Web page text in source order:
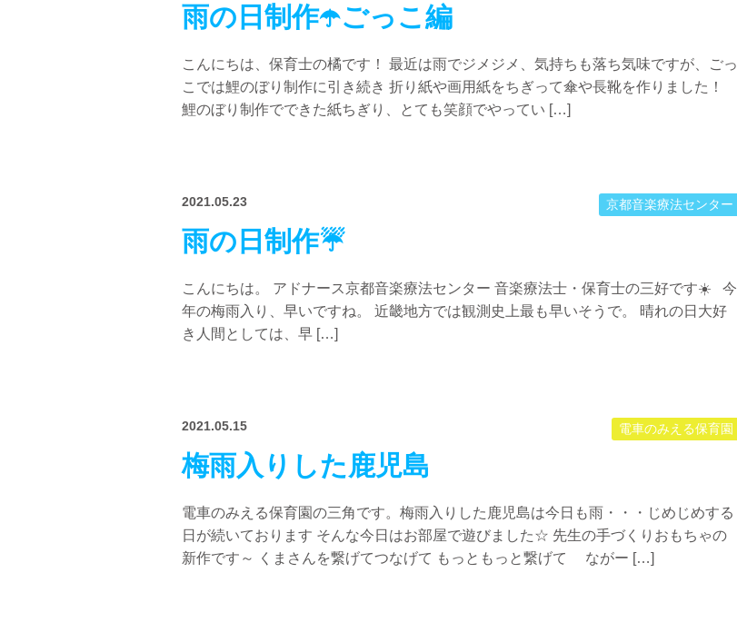
雨の日制作☂️ごっこ編
こんにちは、保育士の橘です！ 最近は雨でジメジメ、気持ちも落ち気味ですが、ごっ
こでは鯉のぼり制作に引き続き 折り紙や画用紙をちぎって傘や長靴を作りました！
鯉のぼり制作でできた紙ちぎり、とても笑顔でやってい […]
2021.05.23 京都音楽療法センター
雨の日制作☔️
こんにちは。 アドナース京都音楽療法センター 音楽療法士・保育士の三好です☀️ 今
年の梅雨入り、早いですね。 近畿地方では観測史上最も早いそうで。 晴れの日大好
き人間としては、早 […]
2021.05.15 電車のみえる保育園
梅雨入りした鹿児島
電車のみえる保育園の三角です。梅雨入りした鹿児島は今日も雨・・・じめじめする
日が続いております そんな今日はお部屋で遊びました☆ 先生の手づくりおもちゃの
新作です～ くまさんを繋げてつなげて もっともっと繋げて ながー […]